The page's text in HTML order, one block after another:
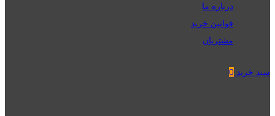
درباره ما
قوانین خرید
مشتریان
سبد خرید 0